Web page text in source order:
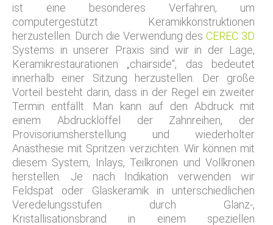
ist eine besonderes Verfahren, um
computergestützt Keramikkonstruktionen
herzustellen. Durch die Verwendung desCEREC 3D
Systems in unserer Praxis sind wir in der Lage,
Keramikrestaurationen „chairside“, das bedeutet
innerhalb einer Sitzung herzustellen. Der große
Vorteil besteht darin, dass in der Regel ein zweiter
Termin entfällt. Man kann auf den Abdruck mit
einem Abdrucklöffel der Zahnreihen, der
Provisoriumsherstellung und wiederholter
Anästhesie mit Spritzen verzichten. Wir können mit
diesem System, Inlays, Teilkronen und Vollkronen
herstellen. Je nach Indikation verwenden wir
Feldspat oder Glaskeramik in unterschiedlichen
Veredelungsstufen durch Glanz-,
Kristallisationsbrand in einem speziellen